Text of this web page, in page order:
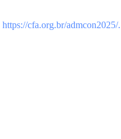
https://cfa.org.br/admcon2025/.